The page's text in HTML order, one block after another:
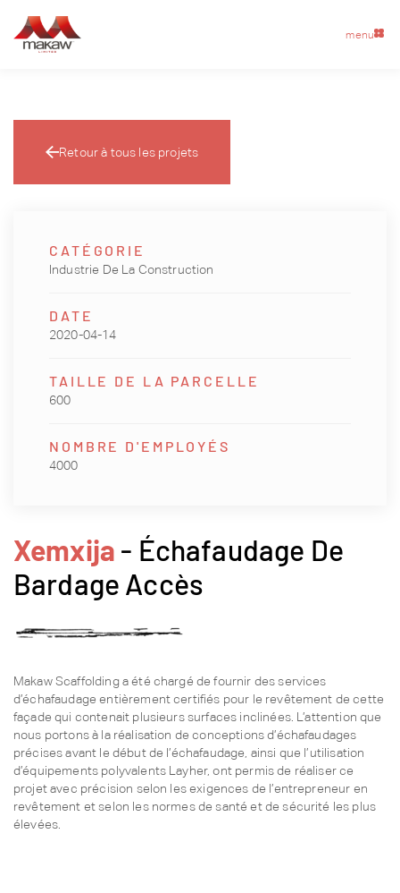
menu
Retour à tous les projets
Xemxija - Échafaudage De
Bardage Accès
Makaw Scaffolding a été chargé de fournir des services
d’échafaudage entièrement certifiés pour le revêtement de cette
façade qui contenait plusieurs surfaces inclinées. L’attention que
nous portons à la réalisation de conceptions d’échafaudages
précises avant le début de l’échafaudage, ainsi que l’utilisation
d’équipements polyvalents Layher, ont permis de réaliser ce
projet avec précision selon les exigences de l’entrepreneur en
revêtement et selon les normes de santé et de sécurité les plus
élevées.
CATÉGORIE
Industrie De La Construction
DATE
2020-04-14
TAILLE DE LA PARCELLE
600
NOMBRE D'EMPLOYÉS
4000